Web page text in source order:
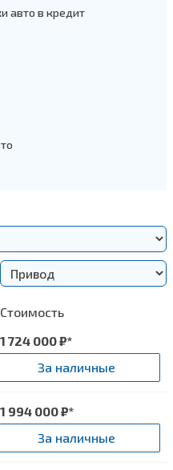
авто в кредит
Стоимость
1 724 000₽*
За наличные
система (ABS)
1 994 000₽*
За наличные